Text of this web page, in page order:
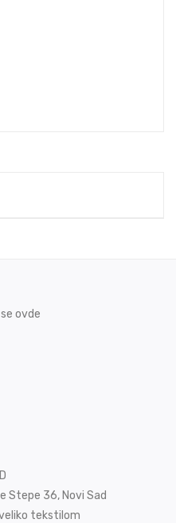
ovde
Stepe 36, Novi Sad
tekstilom